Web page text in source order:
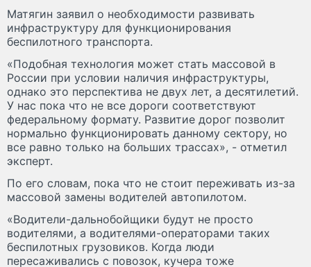
Матягин заявил о необходимости развивать
инфраструктуру для функционирования
беспилотного транспорта.
«Подобная технология может стать массовой в
России при условии наличия инфраструктуры,
однако это перспектива не двух лет, а десятилетий.
У нас пока что не все дороги соответствуют
федеральному формату. Развитие дорог позволит
нормально функционировать данному сектору, но
все равно только на больших трассах», - отметил
эксперт.
По его словам, пока что не стоит переживать из-за
массовой замены водителей автопилотом.
«Водители-дальнобойщики будут не просто
водителями, а водителями-операторами таких
беспилотных грузовиков. Когда люди
пересаживались с повозок, кучера тоже